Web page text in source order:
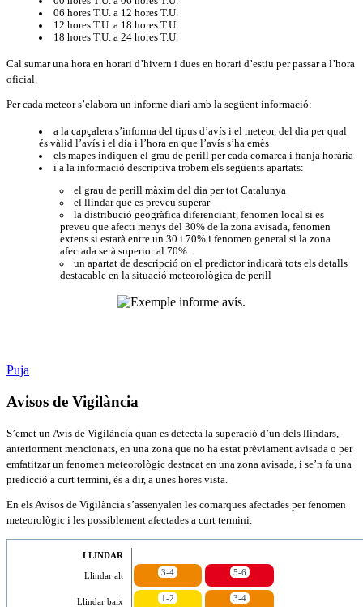
06 hores T.U. a 12 hores T.U.
12 hores T.U. a 18 hores T.U.
18 hores T.U. a 24 hores T.U.
Cal sumar una hora en horari d’hivern i dues en horari d’estiu per passar a l’hora
oficial.
Per cada meteor s’elabora un informe diari amb la següent informació:
a la capçalera s’informa del tipus d’avís i el meteor, del dia per qual
és vàlid l’avís i el dia i l’hora en que l’avís s’ha emès
els mapes indiquen el grau de perill per cada comarca i franja horària
i a la informació descriptiva trobem els següents apartats:
el grau de perill màxim del dia per tot Catalunya
el llindar que es preveu superar
la distribució geogràfica diferenciant, fenomen local si es
preveu que afecti menys del 30% de la zona avisada, fenomen
extens si estarà entre un 30 i 70% i fenomen general si la zona
afectada serà superior al 70%.
un apartat de descripció on el predictor indicarà tots els detalls
destacable en la situació meteorològica de perill
Puja
Avisos de Vigilància
S’emet un Avís de Vigilància quan es detecta la superació d’un dels llindars,
anteriorment mencionats, en una zona que no ha estat prèviament avisada o per
emfatitzar un fenomen meteorològic destacat en una zona avisada, i se’n fa una
predicció a curt termini, és a dir, a unes hores vista.
En els Avisos de Vigilància s’assenyalen les comarques afectades per fenomen
meteorològic i les possiblement afectades a curt termini.
LLINDAR
Llindar alt 3-4 5-6
Llindar baix 1-2 3-4